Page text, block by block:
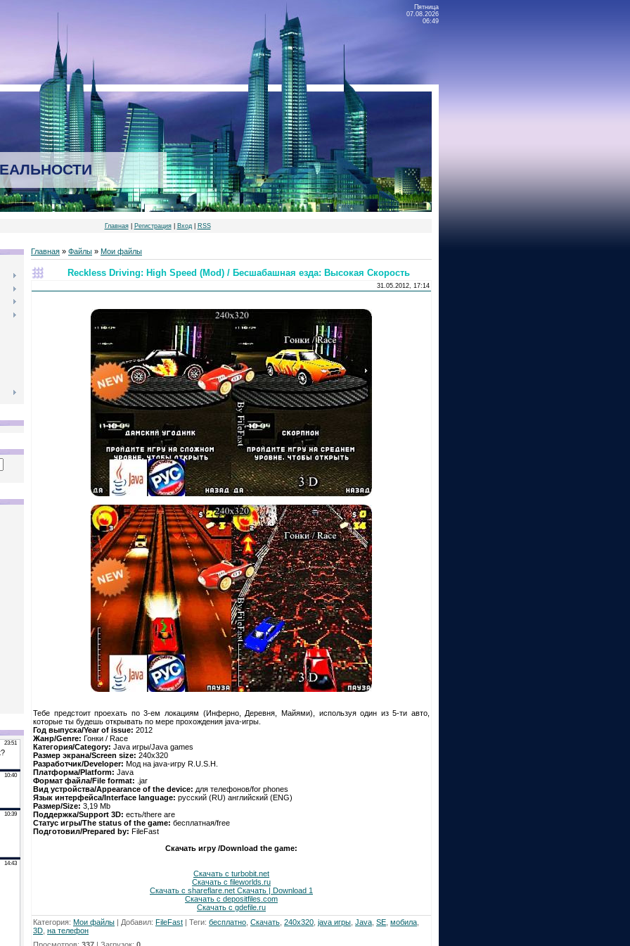
Пятница
07.08.2026
06:49
Главная| Регистрация| Вход| RSS
Главная » Файлы » Мои файлы
Reckless Driving: High Speed (Mod) / Бесшабашная езда: Высокая Скорость
31.05.2012, 17:14
Тебе предстоит проехать по 3-ем локациям (Инферно, Деревня, Майями), используя один из 5-ти авто,
которые ты будешь открывать по мере прохождения java-игры.
Год выпуска/Year of issue: 2012
Жанр/Genre: Гонки / Race
Категория/Category: Java игры/Java games
Размер экрана/Screen size: 240х320
Разработчик/Developer: Мод на java-игру R.U.S.H.
Платформа/Platform: Java
Формат файла/File format: .jar
Вид устройства/Appearance of the device: для телефонов/for phones
Язык интерфейса/Interface language: русский (RU) английский (ENG)
Размер/Size: 3,19 Mb
Поддержка/Support 3D: есть/there are
Статус игры/The status of the game: бесплатная/free
Подготовил/Prepared by: FileFast
Скачать игру /Download the game:
Скачать с turbobit.net
Скачать с fileworlds.ru
Скачать с shareflare.net Скачать | Download 1
Скачать с depositfiles.com
Скачать с gdefile.ru
Категория: Мои файлы | Добавил: FileFast | Теги: бесплатно Скачать 240x320 java игры Java SE мобила
3D на телефон